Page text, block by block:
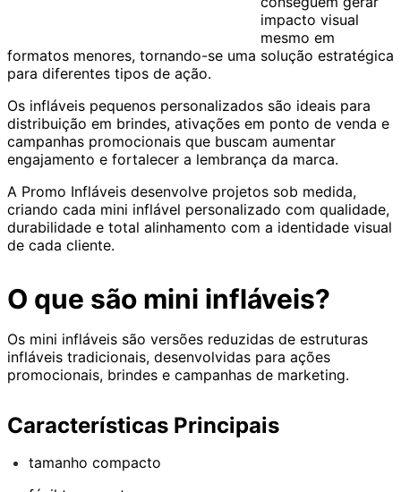
impacto visual
mesmo em
formatos menores, tornando-se uma solução estratégica
para diferentes tipos de ação.
Os infláveis pequenos personalizados são ideais para
distribuição em brindes, ativações em ponto de venda e
campanhas promocionais que buscam aumentar
engajamento e fortalecer a lembrança da marca.
A Promo Infláveis desenvolve projetos sob medida,
criando cada mini inflável personalizado com qualidade,
durabilidade e total alinhamento com a identidade visual
de cada cliente.
O que são mini infláveis?
Os mini infláveis são versões reduzidas de estruturas
infláveis tradicionais, desenvolvidas para ações
promocionais, brindes e campanhas de marketing.
Características Principais
tamanho compacto